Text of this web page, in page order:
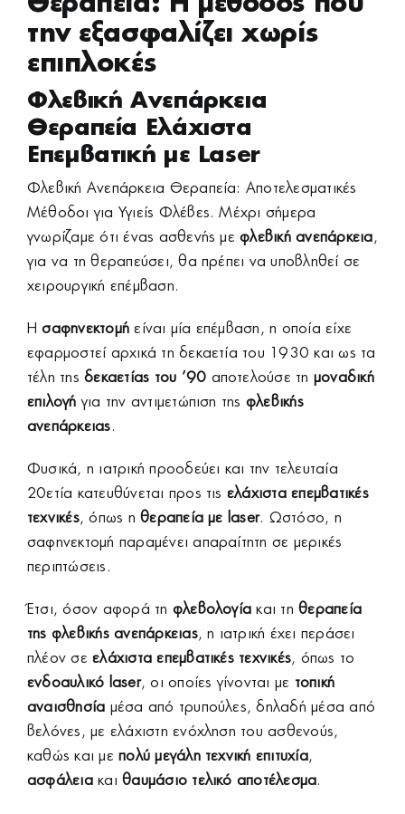
την εξασφαλίζει χωρίς
επιπλοκές
Φλεβική Ανεπάρκεια
Θεραπεία Ελάχιστα
Επεμβατική με Laser
Φλεβική Ανεπάρκεια Θεραπεία: Αποτελεσματικές
Μέθοδοι για Υγιείς Φλέβες. Μέχρι σήμερα
γνωρίζαμε ότι ένας ασθενής μεφλεβική ανεπάρκεια,
για να τη θεραπεύσει, θα πρέπει να υποβληθεί σε
χειρουργική επέμβαση.
Ησαφηνεκτομή είναι μία επέμβαση, η οποία είχε
εφαρμοστεί αρχικά τη δεκαετία του 1930 και ως τα
τέλη τηςδεκαετίας του ’90 αποτελούσε τη μοναδική
επιλογή για την αντιμετώπιση της φλεβικής
ανεπάρκειας.
Φυσικά, η ιατρική προοδεύει και την τελευταία
20ετία κατευθύνεται προς τις ελάχιστα επεμβατικές
τεχνικές, όπως ηθεραπεία με laser. Ωστόσο, η
σαφηνεκτομή παραμένει απαραίτητη σε μερικές
περιπτώσεις.
Έτσι, όσον αφορά τη φλεβολογία και τηθεραπεία
της φλεβικής ανεπάρκειας, η ιατρική έχει περάσει
πλέον σεελάχιστα επεμβατικές τεχνικές, όπως το
ενδοαυλικό laser, οι οποίες γίνονται με τοπική
αναισθησία μέσα από τρυπούλες, δηλαδή μέσα από
βελόνες, με ελάχιστη ενόχληση του ασθενούς,
καθώς και μεπολύ μεγάλη τεχνική επιτυχία,
ασφάλειακαιθαυμάσιο τελικό αποτέλεσμα.